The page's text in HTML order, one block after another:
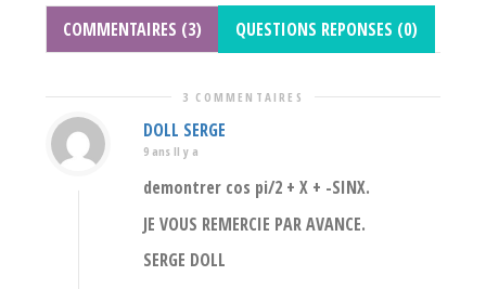
COMMENTAIRES (3)
QUESTIONS REPONSES (0)
3 COMMENTAIRES
DOLL SERGE
9 ans Il y a
demontrer cos pi/2 + X + -SINX.
JE VOUS REMERCIE PAR AVANCE.
SERGE DOLL